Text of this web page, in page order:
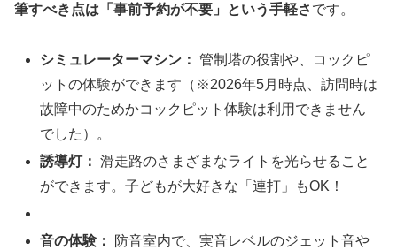
筆すべき点は「事前予約が不要」という手軽さです。
シミュレーターマシン： 管制塔の役割や、コックピ
ットの体験ができます（※2026年5月時点、訪問時は
故障中のためかコックピット体験は利用できません
でした）。
誘導灯： 滑走路のさまざまなライトを光らせること
ができます。子どもが大好きな「連打」もOK！
音の体験：
防音室内で、実音レベルのジェット音や